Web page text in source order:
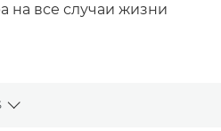
на все случаи жизни
Toggle breadcrumbs